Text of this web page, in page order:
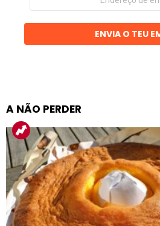
email
ENVIA O TEU
A NÃO PERDER